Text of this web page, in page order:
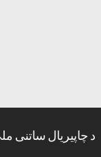
د چاپیریال ساتنی